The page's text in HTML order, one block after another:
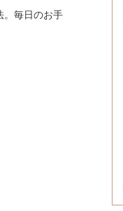
。毎日のお手